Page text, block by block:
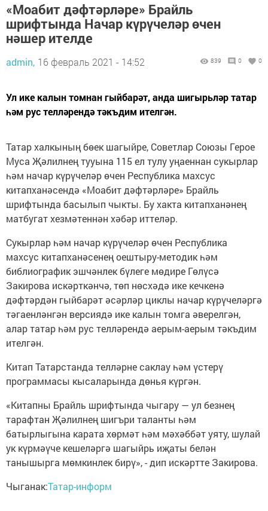
«Моабит дәфтәрләре» Брайль
шрифтында Начар күрүчеләр өчен
нәшер ителде
admin, 16 февраль 2021 - 14:52 839 0 0
Ул ике калын томнан гыйбарәт, анда шигырьләр татар
һәм рус телләрендә тәкъдим ителгән.
Татар халкының бөек шагыйре, Советлар Союзы Герое
Муса Җәлилнең тууына 115 ел тулу уңаеннан сукырлар
һәм начар күрүчеләр өчен Республика махсус
китапханәсендә «Моабит дәфтәрләре» Брайль
шрифтында басылып чыкты. Бу хакта китапханәнең
матбугат хезмәтеннән хәбәр иттеләр.
Сукырлар һәм начар күрүчеләр өчен Республика
махсус китапханәсенең оештыру-методик һәм
библиографик эшчәнлек бүлеге мөдире Гөлүсә
Закирова искәрткәнчә, төп нөсхәдә ике кечкенә
дәфтәрдән гыйбарәт әсәрләр циклы начар күрүчеләргә
тәгаенләнгән версиядә ике калын томга әверелгән,
алар татар һәм рус телләрендә аерым-аерым тәкъдим
ителгән.
Китап Татарстанда телләрне саклау һәм үстерү
программасы кысаларында дөнья күргән.
«Китапны Брайль шрифтында чыгару — ул безнең
тарафтан Җәлилнең шигъри таланты һәм
батырлыгына карата хөрмәт һәм мәхәббәт уяту, шулай
ук күрмәүче кешеләргә шагыйрь иҗаты белән
танышырга мөмкинлек бирү», - дип искәртте Закирова.
Чыганак:Татар-информ